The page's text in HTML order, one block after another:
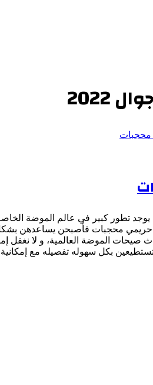
تطور كبير في عالم الموضة
محجبات فأصبحن يساعدهن
صيحات الموضة العالمية، و لا نغفل
بكل سهوله تفصيله مع